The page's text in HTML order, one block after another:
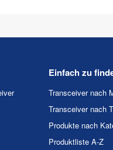
Einfach zu
Transceiver nach
Transceiver nach
Produkte nach
Produktliste A-Z